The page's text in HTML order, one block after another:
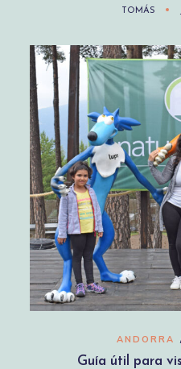
TOMÁS
ANDORRA
Guía útil para